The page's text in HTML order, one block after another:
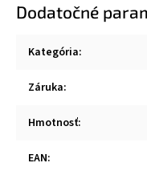
Dodatočné
Kategória:
Záruka:
Hmotnosť:
EAN: